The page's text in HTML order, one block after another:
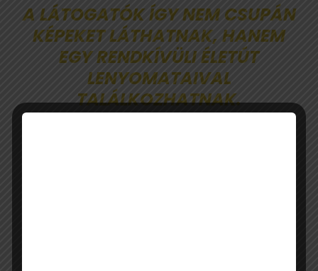
A LÁTOGATÓK ÍGY NEM CSUPÁN
KÉPEKET LÁTHATNAK, HANEM
EGY RENDKÍVÜLI ÉLETÚT
LENYOMATAIVAL
TALÁLKOZHATNAK.